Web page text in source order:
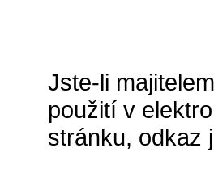
Jste-li
použití v
stránku, odkaz